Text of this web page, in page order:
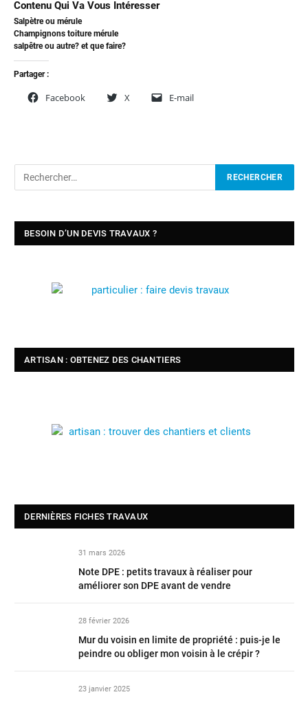
Contenu Qui Va Vous Intéresser
Salpètre ou mérule
Champignons toiture mérule
salpêtre ou autre? et que faire?
Partager :
Facebook X E-mail
BESOIN D’UN DEVIS TRAVAUX ?
ARTISAN : OBTENEZ DES CHANTIERS
DERNIÈRES FICHES TRAVAUX
31 mars 2026
Note DPE : petits travaux à réaliser pour
améliorer son DPE avant de vendre
28 février 2026
Mur du voisin en limite de propriété : puis-je le
peindre ou obliger mon voisin à le crépir ?
23 janvier 2025